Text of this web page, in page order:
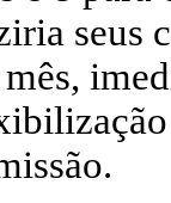
seus
mês,